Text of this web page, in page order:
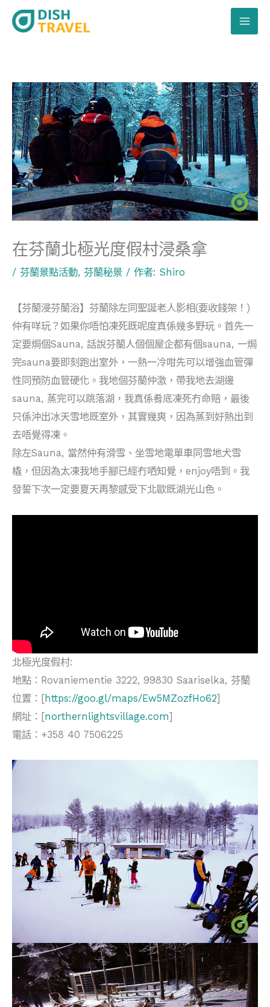
在芬蘭北極光度假村浸桑拿
/ 芬蘭景點活動, 芬蘭秘景 / 作者: Shiro
【芬蘭浸芬蘭浴】芬蘭除左同聖誕老人影相(要收錢架！)
仲有咩玩？如果你唔怕凍死既呢度真係幾多野玩。首先一
定要焗個Sauna, 話說芬蘭人個個屋企都有個sauna, 一焗
完sauna要即刻跑出室外，一熱一冷咁先可以增強血管彈
性同預防血管硬化。我地個芬蘭仲激，帶我地去湖邊
sauna, 蒸完可以跳落湖，我真係肴底凍死冇命賠，最後
只係沖出冰天雪地既室外，其實幾爽，因為蒸到好熱出到
去唔覺得凍。
除左Sauna, 當然仲有滑雪、坐雪地電單車同雪地犬雪
橇，但因為太凍我地手腳已經冇哂知覺，enjoy唔到。我
發誓下次一定要夏天再黎感受下北歐既湖光山色。
北極光度假村:
地點：Rovaniementie 3222, 99830 Saariselka, 芬蘭
位置：[https://goo.gl/maps/Ew5MZozfHo62]
網址：[northernlightsvillage.com]
電話：+358 40 7506225